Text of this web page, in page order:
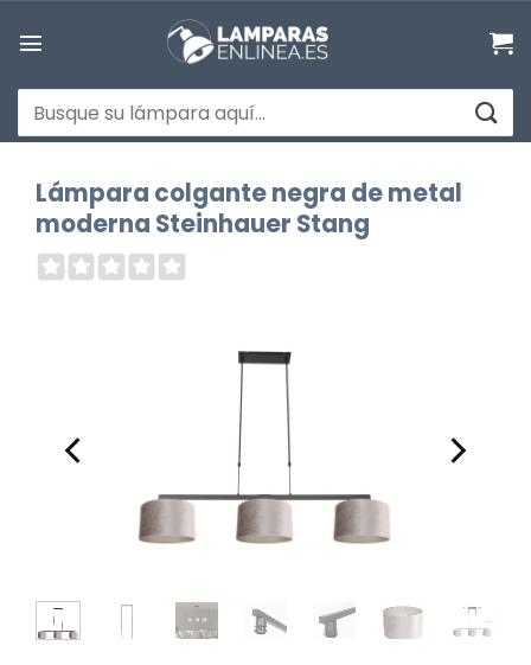
Buscar
por:
Lámpara colgante negra de metal
moderna Steinhauer Stang